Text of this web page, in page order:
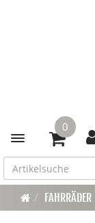
Toggle
0
FAHRRÄDER